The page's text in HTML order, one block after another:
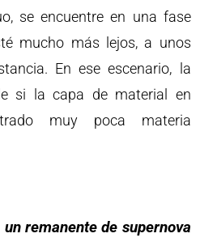
se encuentre en una fase
mucho más lejos, a unos
En ese escenario, la
si la capa de material en
muy poca materia
un remanente de supernova